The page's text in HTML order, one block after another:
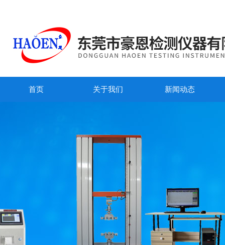
首页 关于我们 新闻动态